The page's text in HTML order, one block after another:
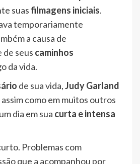
suasfilmagens iniciais.
temporariamente
a causa de
de seus caminhos
da vida.
de sua vida,Judy Garland
como em muitos outros
dia em sua curta e intensa
Problemas com
que a acompanhou por